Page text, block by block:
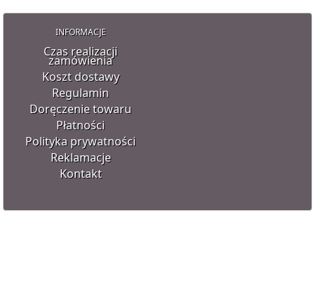
INFORMACJE
Czas realizacji
zamówienia
Koszt dostawy
Regulamin
Doręczenie towaru
Płatności
Polityka prywatności
Reklamacje
Kontakt